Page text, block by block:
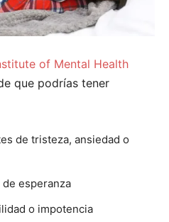
of Mental Health
que podrías tener
de tristeza, ansiedad o
esperanza
o impotencia